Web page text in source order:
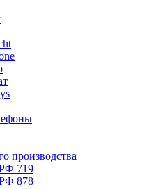
производства
719
878